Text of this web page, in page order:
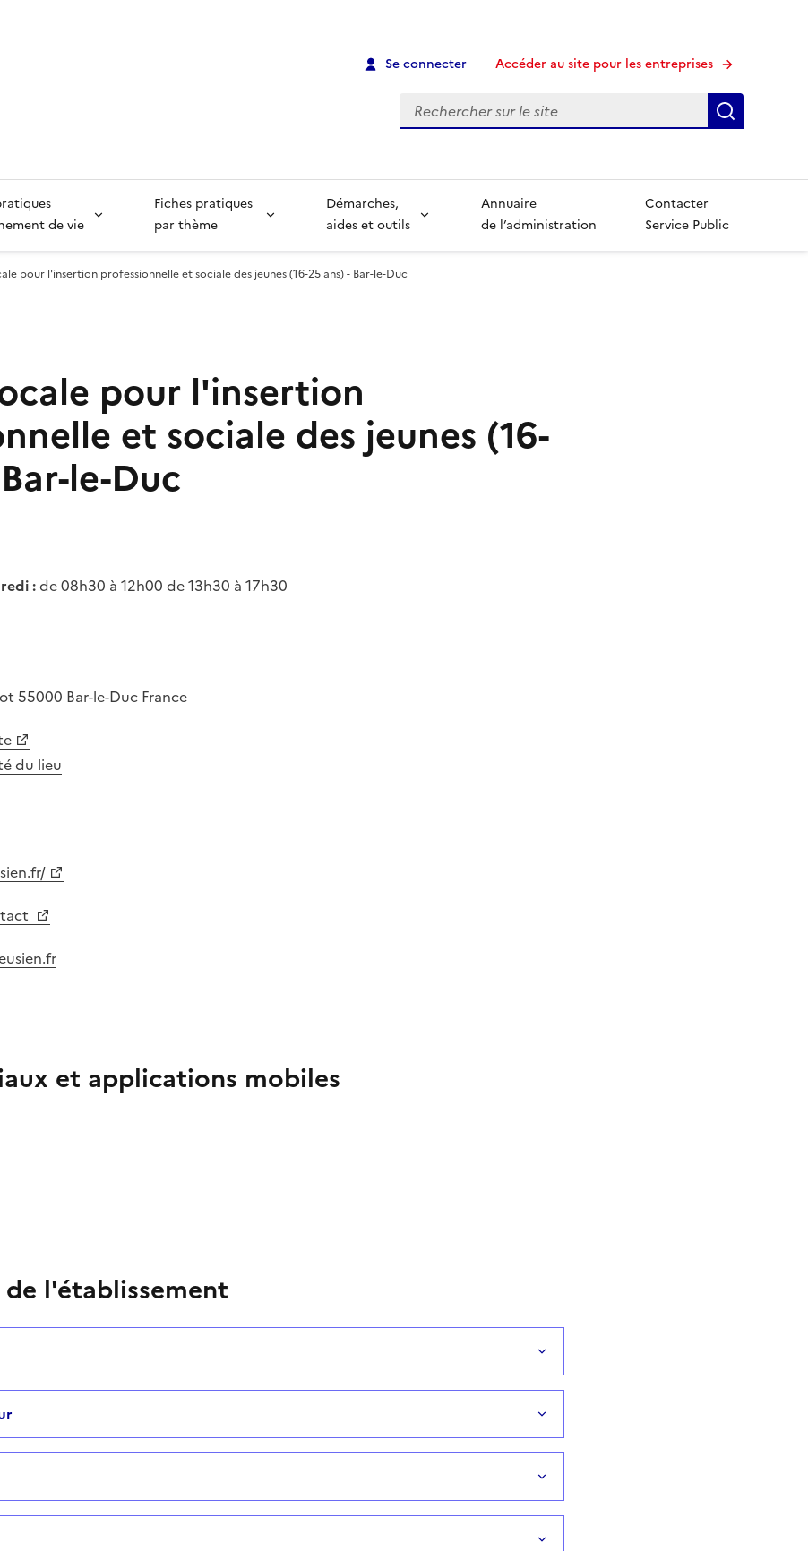
Se connecter Accéder au site pour les entreprises
Recherche
de vie
Fiches pratiques
par thème
Démarches,
aides et outils
Annuaire
de l’administration
Contacter
Service Public
pour l'insertion professionnelle et sociale des jeunes (16-25 ans) - Bar-le-Duc
pour l'insertion
et sociale des jeunes (16-
le-Duc
:de 08h30 à 12h00 de 13h30 à 17h30
55000 Bar-le-Duc France
du lieu
et applications mobiles
l'établissement